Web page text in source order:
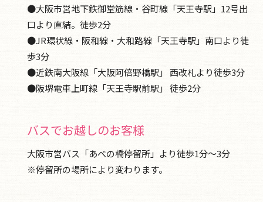
●大阪市営地下鉄御堂筋線・谷町線「天王寺駅」12号出
口より直結。徒歩2分
●JR環状線・阪和線・大和路線「天王寺駅」南口より徒
歩3分
●近鉄南大阪線「大阪阿倍野橋駅」 西改札より徒歩3分
●阪堺電車上町線「天王寺駅前駅」 徒歩2分
バスでお越しのお客様
大阪市営バス「あべの橋停留所」より徒歩1分～3分
※停留所の場所により変わります。